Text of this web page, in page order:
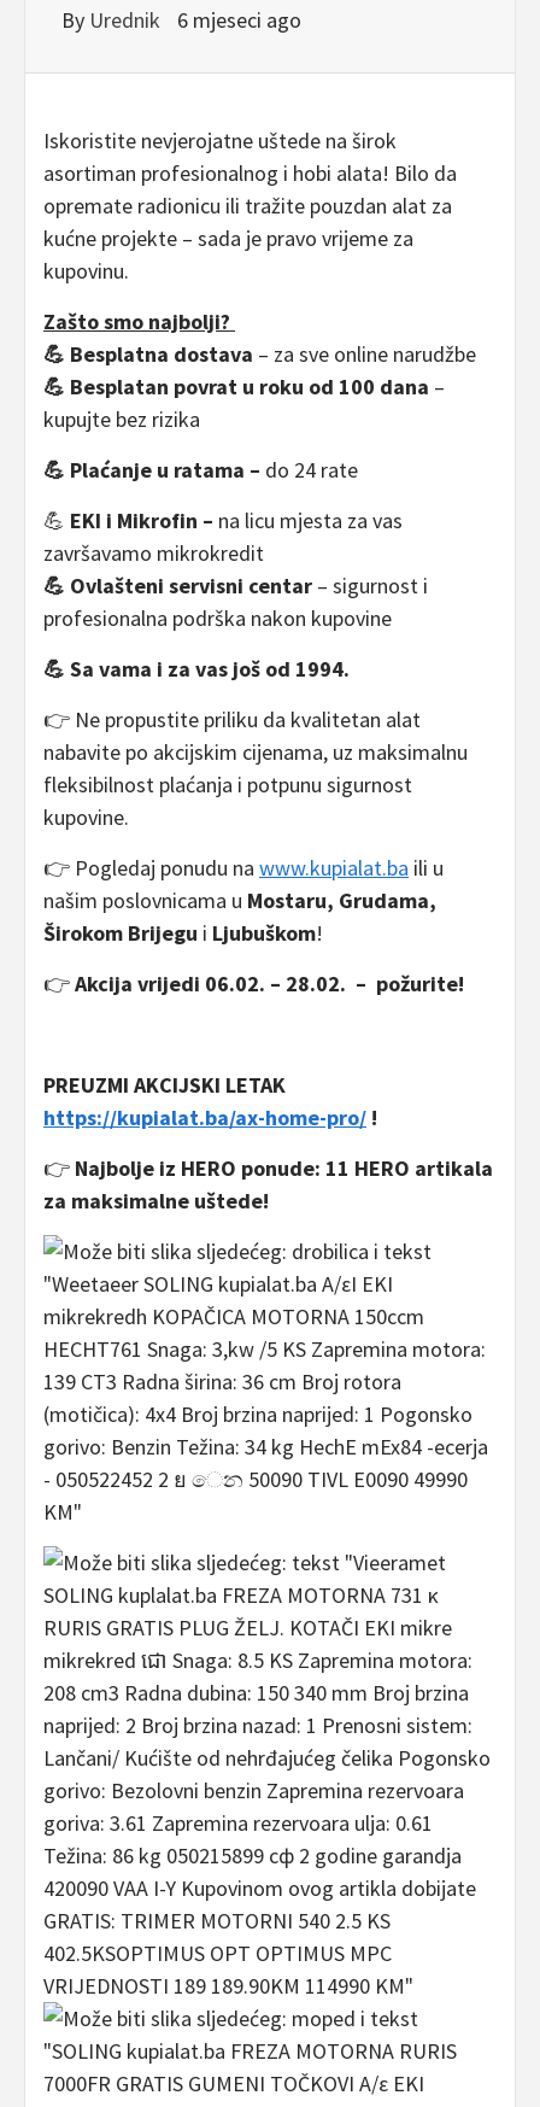
By Urednik 6 mjeseci ago
Iskoristite nevjerojatne uštede na širok
asortiman profesionalnog i hobi alata! Bilo da
opremate radionicu ili tražite pouzdan alat za
kućne projekte – sada je pravo vrijeme za
kupovinu.
Zašto smo najbolji?
💪 Besplatna dostava – za sve online narudžbe
💪 Besplatan povrat u roku od 100 dana –
kupujte bez rizika
💪 Plaćanje u ratama – do 24 rate
💪 EKI i Mikrofin – na licu mjesta za vas
završavamo mikrokredit
💪 Ovlašteni servisni centar – sigurnost i
profesionalna podrška nakon kupovine
💪 Sa vama i za vas još od 1994.
👉 Ne propustite priliku da kvalitetan alat
nabavite po akcijskim cijenama, uz maksimalnu
fleksibilnost plaćanja i potpunu sigurnost
kupovine.
👉 Pogledaj ponudu na www.kupialat.ba ili u
našim poslovnicama u Mostaru, Grudama,
Širokom Brijegu i Ljubuškom!
👉Akcija vrijedi 06.02. – 28.02. – požurite!
PREUZMI AKCIJSKI LETAK
https://kupialat.ba/ax-home-pro/ !
👉 Najbolje iz HERO ponude: 11 HERO artikala
za maksimalne uštede!